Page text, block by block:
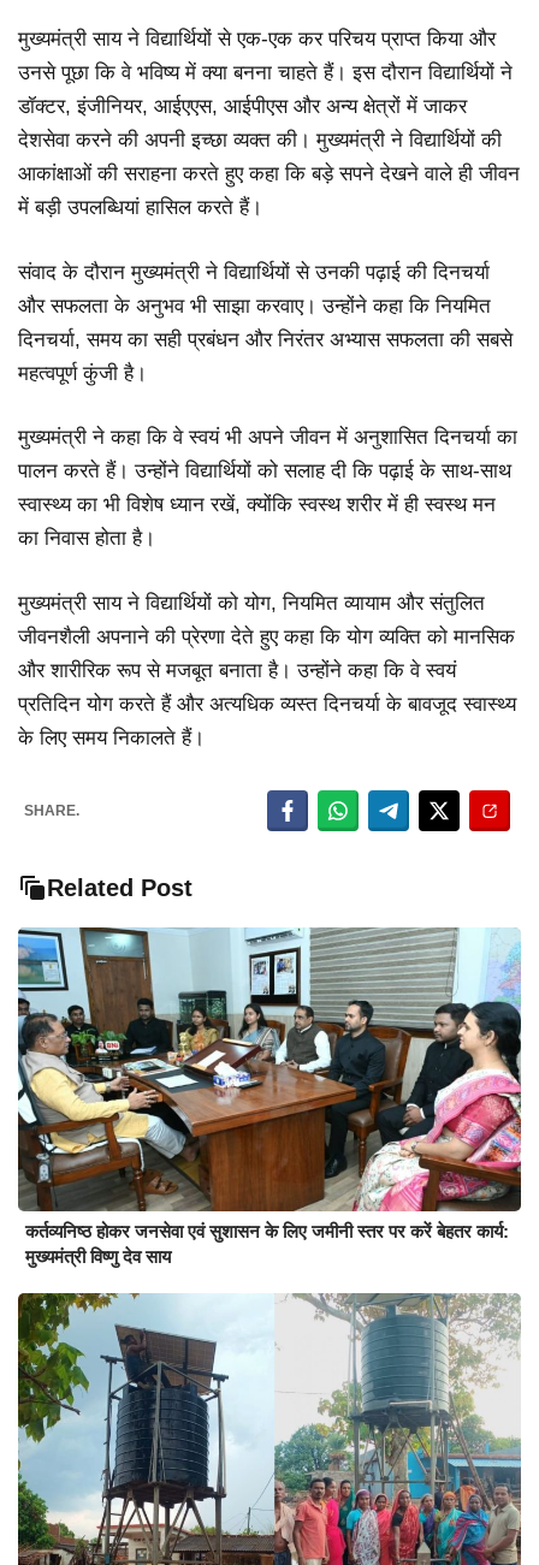
मुख्यमंत्री साय ने विद्यार्थियों से एक-एक कर परिचय प्राप्त किया और
उनसे पूछा कि वे भविष्य में क्या बनना चाहते हैं। इस दौरान विद्यार्थियों ने
डॉक्टर, इंजीनियर, आईएएस, आईपीएस और अन्य क्षेत्रों में जाकर
देशसेवा करने की अपनी इच्छा व्यक्त की। मुख्यमंत्री ने विद्यार्थियों की
आकांक्षाओं की सराहना करते हुए कहा कि बड़े सपने देखने वाले ही जीवन
में बड़ी उपलब्धियां हासिल करते हैं।
संवाद के दौरान मुख्यमंत्री ने विद्यार्थियों से उनकी पढ़ाई की दिनचर्या
और सफलता के अनुभव भी साझा करवाए। उन्होंने कहा कि नियमित
दिनचर्या, समय का सही प्रबंधन और निरंतर अभ्यास सफलता की सबसे
महत्वपूर्ण कुंजी है।
मुख्यमंत्री ने कहा कि वे स्वयं भी अपने जीवन में अनुशासित दिनचर्या का
पालन करते हैं। उन्होंने विद्यार्थियों को सलाह दी कि पढ़ाई के साथ-साथ
स्वास्थ्य का भी विशेष ध्यान रखें, क्योंकि स्वस्थ शरीर में ही स्वस्थ मन
का निवास होता है।
मुख्यमंत्री साय ने विद्यार्थियों को योग, नियमित व्यायाम और संतुलित
जीवनशैली अपनाने की प्रेरणा देते हुए कहा कि योग व्यक्ति को मानसिक
और शारीरिक रूप से मजबूत बनाता है। उन्होंने कहा कि वे स्वयं
प्रतिदिन योग करते हैं और अत्यधिक व्यस्त दिनचर्या के बावजूद स्वास्थ्य
के लिए समय निकालते हैं।
SHARE.
Related Post
कर्तव्यनिष्ठ होकर जनसेवा एवं सुशासन के लिए जमीनी स्तर पर करें बेहतर कार्य:
मुख्यमंत्री विष्णु देव साय